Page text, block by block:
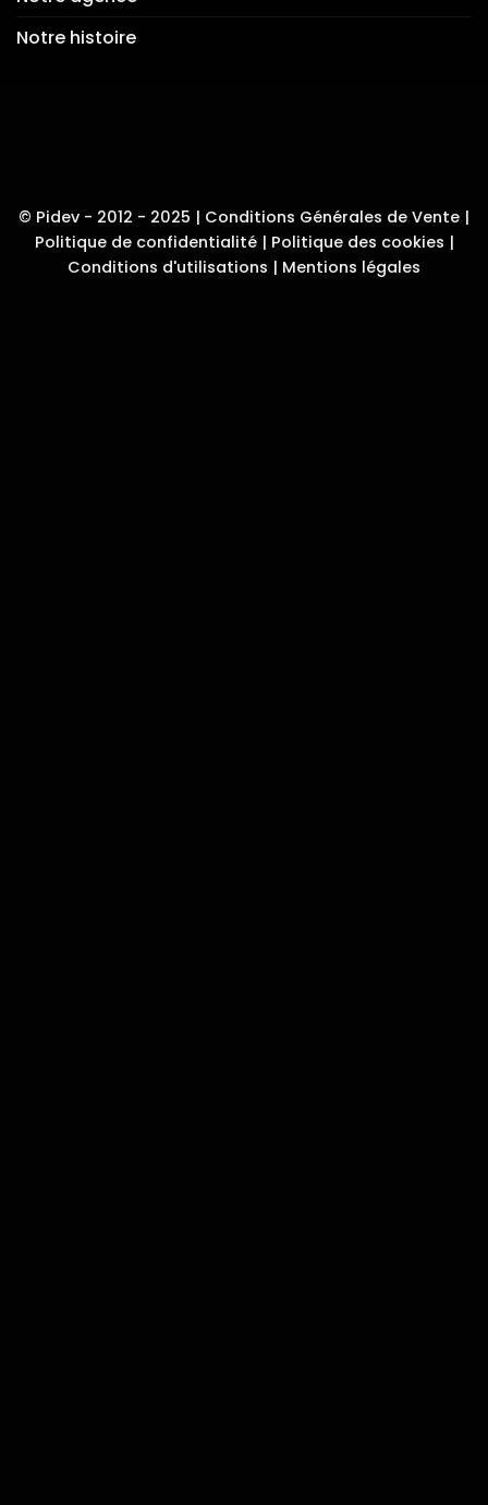
Notre histoire
© Pidev - 2012 - 2025 | Conditions Générales de Vente |
Politique de confidentialité| Politique des cookies |
Conditions d'utilisations | Mentions légales